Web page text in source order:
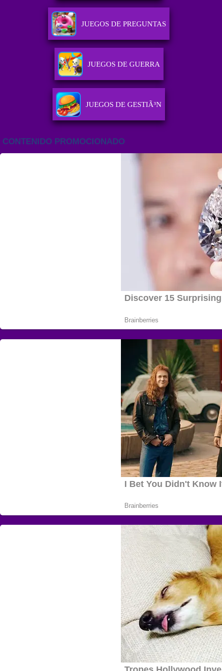
JUEGOS DE PREGUNTAS
JUEGOS DE GUERRA
JUEGOS DE GESTIÃ³N